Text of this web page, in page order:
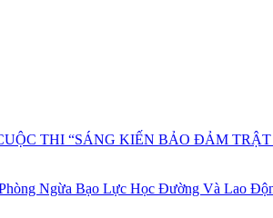
THI “SÁNG KIẾN BẢO ĐẢM
Ngừa Bạo Lực Học Đường Và Lao